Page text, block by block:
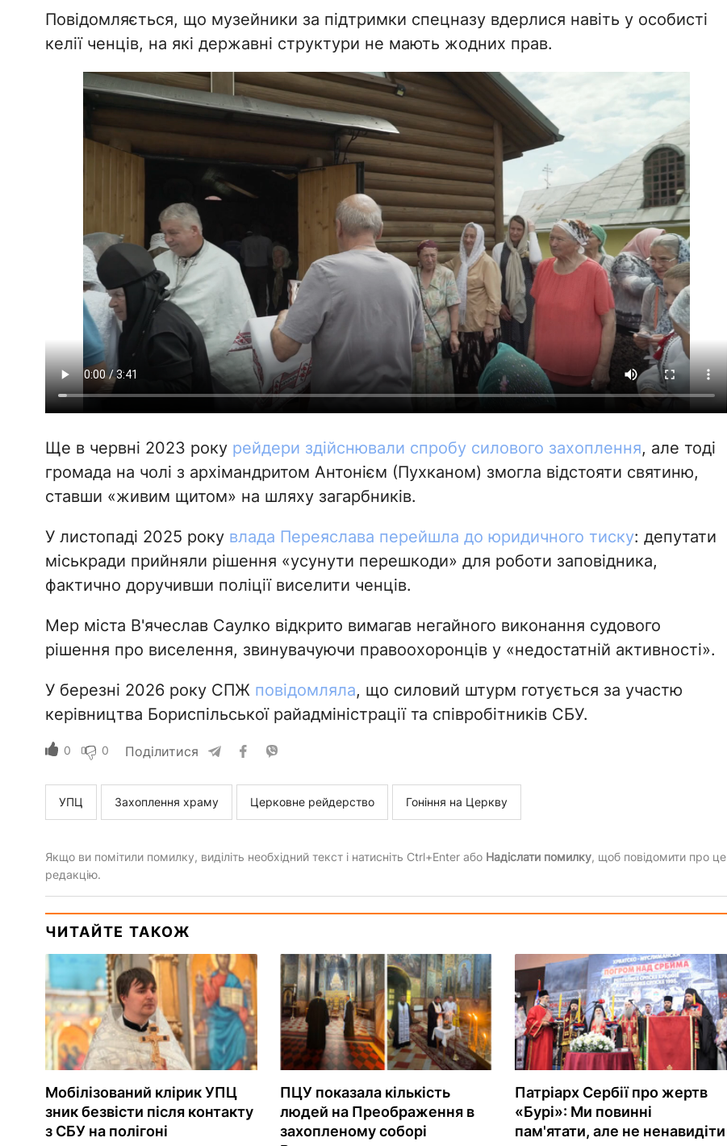
Повідомляється, що музейники за підтримки спецназу вдерлися навіть у особисті
келії ченців, на які державні структури не мають жодних прав.
Ще в червні 2023 року рейдери здійснювали спробу силового захоплення, але тоді
громада на чолі з архімандритом Антонієм (Пухканом) змогла відстояти святиню,
ставши «живим щитом» на шляху загарбників.
У листопаді 2025 року влада Переяслава перейшла до юридичного тиску: депутати
міськради прийняли рішення «усунути перешкоди» для роботи заповідника,
фактично доручивши поліції виселити ченців.
Мер міста В'ячеслав Саулко відкрито вимагав негайного виконання судового
рішення про виселення, звинувачуючи правоохоронців у «недостатній активності».
У березні 2026 року СПЖ повідомляла, що силовий штурм готується за участю
керівництва Бориспільської райадміністрації та співробітників СБУ.
0 0 Поділитися
УПЦ Захоплення храму Церковне рейдерство Гоніння на Церкву
Якщо ви помітили помилку, виділіть необхідний текст і натисніть Ctrl+Enter або Надіслати помилку, щоб повідомити про це
редакцію.
ЧИТАЙТЕ ТАКОЖ
Мобілізований клірик УПЦ
зник безвісти після контакту
з СБУ на полігоні
ПЦУ показала кількість
людей на Преображення в
захопленому соборі
Патріарх Сербії про жертв
«Бурі»: Ми повинні
пам'ятати, але не ненавидіти